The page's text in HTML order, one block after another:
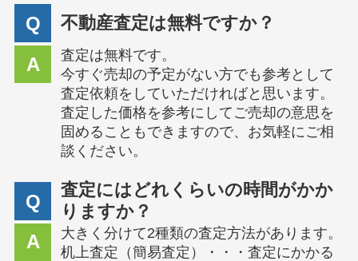
Q 不動産査定は無料ですか？
A
査定は無料です。
今すぐ売却の予定がない方でも参考として
査定依頼をしていただければと思います。
査定した価格を参考にしてご売却の意思を
固めることもできますので、お気軽にご相
談ください。
Q
査定にはどれくらいの時間がかか
りますか？
A
大きく分けて2種類の査定方法があります。
机上査定（簡易査定）・・・査定にかかる